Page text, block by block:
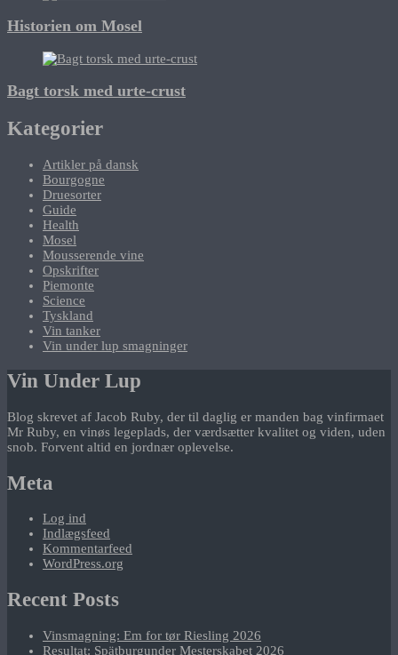
Historien om Mosel
Bagt torsk med urte-crust
Kategorier
Artikler på dansk
Bourgogne
Druesorter
Guide
Health
Mosel
Mousserende vine
Opskrifter
Piemonte
Science
Tyskland
Vin tanker
Vin under lup smagninger
Vin Under Lup
Blog skrevet af Jacob Ruby, der til daglig er manden bag vinfirmaet
Mr Ruby, en vinøs legeplads, der værdsætter kvalitet og viden, uden
snob. Forvent altid en jordnær oplevelse.
Meta
Log ind
Indlægsfeed
Kommentarfeed
WordPress.org
Recent Posts
Vinsmagning: Em for tør Riesling 2026
Resultat: Spätburgunder Mesterskabet 2026